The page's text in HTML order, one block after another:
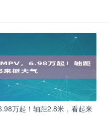
万起！轴距2.8米，看起来